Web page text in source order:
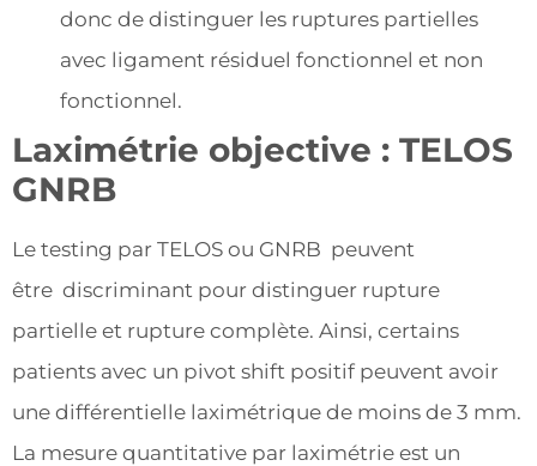
donc de distinguer les ruptures partielles
avec ligament résiduel fonctionnel et non
fonctionnel.
Laximétrie objective : TELOS
GNRB
Le testing par TELOS ou GNRB peuvent
être discriminant pour distinguer rupture
partielle et rupture complète. Ainsi, certains
patients avec un pivot shift positif peuvent avoir
une différentielle laximétrique de moins de 3 mm.
La mesure quantitative par laximétrie est un